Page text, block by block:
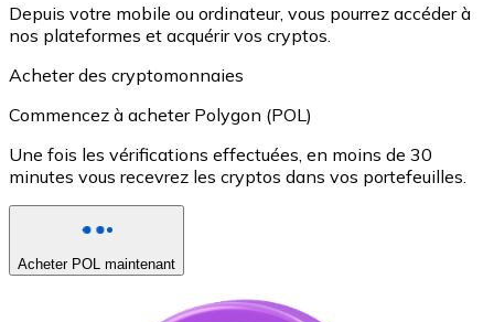
Depuis votre mobile ou ordinateur, vous pourrez accéder à
nos plateformes et acquérir vos cryptos.
Acheter des cryptomonnaies
Commencez à acheter Polygon (POL)
Une fois les vérifications effectuées, en moins de 30
minutes vous recevrez les cryptos dans vos portefeuilles.
Acheter POL maintenant